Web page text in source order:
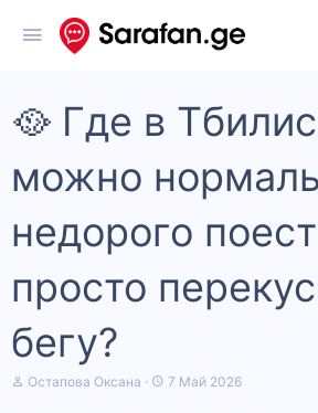
🥘 Где в
можно
недорого
просто
бегу?
А
Остапова Оксана
Д
7 Май 2026